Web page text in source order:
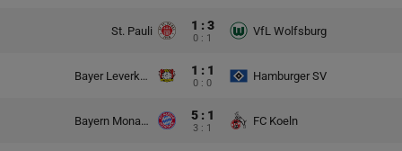
St. Pauli 1 : 3
0 : 1
VfL Wolfsburg
Bayer Leverkusen 1 : 1
0 : 0
Hamburger SV
Bayern Monachium 5 : 1
3 : 1
FC Koeln